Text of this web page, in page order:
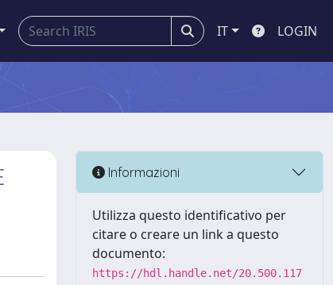
IT LOGIN
Informazioni
Utilizza questo identificativo per
citare o creare un link a questo
documento:
https://hdl.handle.net/20.500.117